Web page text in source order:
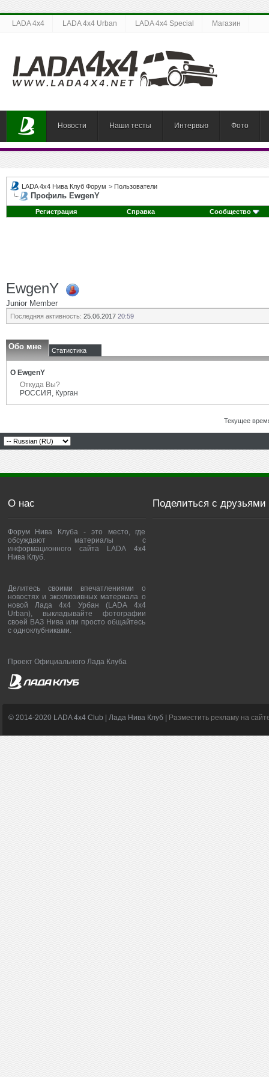
LADA 4x4 LADA 4x4 Urban LADA 4x4 Special Магазин
Новости Наши тесты Интервью Фото
LADA 4x4 Нива Клуб Форум > Пользователи
Профиль EwgenY
Регистрация Справка Сообщество
EwgenY
Junior Member
Последняя активность: 25.06.2017 20:59
Обо мне Статистика
О EwgenY
Откуда Вы?
РОССИЯ, Курган
Текущее
О нас
Форум Нива Клуба - это место, где
обсуждают материалы с
информационного сайта LADA 4x4
Нива Клуб.
Делитесь своими впечатлениями о
новостях и эксклюзивных материала о
новой Лада 4х4 Урбан (LADA 4x4
Urban), выкладывайте фотографии
своей ВАЗ Нива или просто общайтесь
с одноклубниками.
Проект Официального Лада Клуба
Поделиться с друзьями
© 2014-2020 LADA 4x4 Club | Лада Нива Клуб | Разместить рекламу на